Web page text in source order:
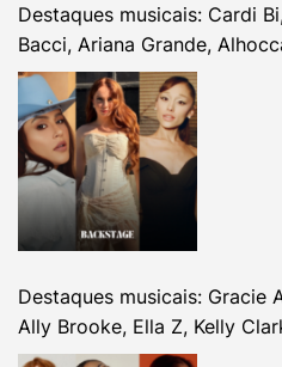
Destaques musicais: Cardi
Bacci, Ariana Grande,
Destaques musicais: Gracie
Ally Brooke, Ella Z, Kelly